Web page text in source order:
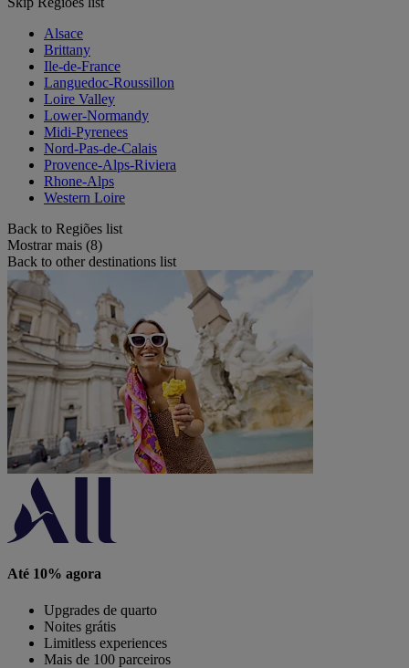
Alsace
Brittany
Ile-de-France
Languedoc-Roussillon
Loire Valley
Lower-Normandy
Midi-Pyrenees
Nord-Pas-de-Calais
Provence-Alps-Riviera
Rhone-Alps
Western Loire
Back to Regiões list
Mostrar mais (8)
Back to other destinations list
Até 10% agora
Upgrades de quarto
Noites grátis
Limitless experiences
Mais de 100 parceiros